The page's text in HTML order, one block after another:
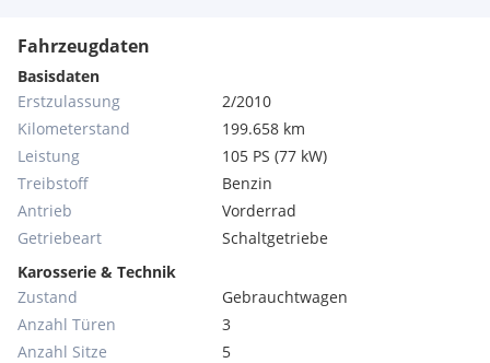
Fahrzeugdaten
Basisdaten
Erstzulassung
2/2010
Kilometerstand
199.658 km
Leistung
105 PS (77 kW)
Treibstoff
Benzin
Antrieb
Vorderrad
Getriebeart
Schaltgetriebe
Karosserie & Technik
Zustand
Gebrauchtwagen
Anzahl Türen
3
Anzahl Sitze
5